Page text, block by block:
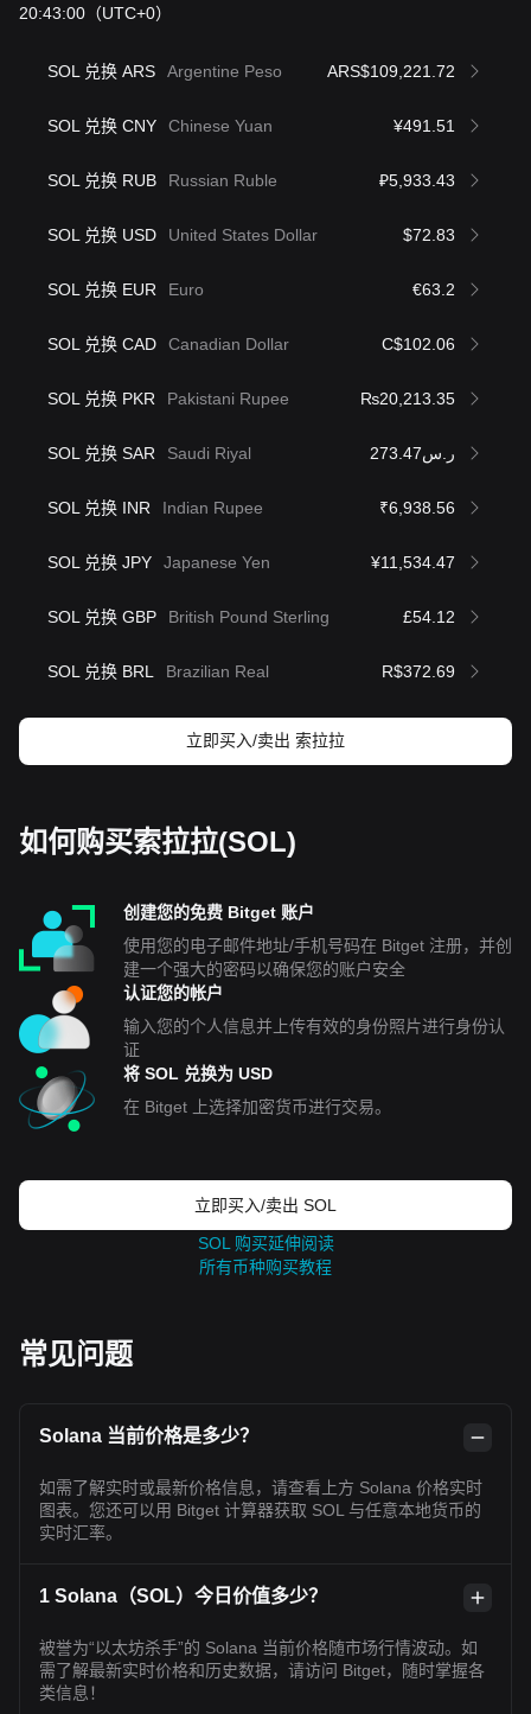
20:43:00 （UTC+0）
SOL 兑换 ARS Argentine Peso ARS$109,221.72
SOL 兑换 CNY Chinese Yuan ¥491.51
SOL 兑换 RUB Russian Ruble ₽5,933.43
SOL 兑换 USD United States Dollar $72.83
SOL 兑换 EUR Euro €63.2
SOL 兑换 CAD Canadian Dollar C$102.06
SOL 兑换 PKR Pakistani Rupee ₨20,213.35
SOL 兑换 SAR Saudi Riyal ر.س273.47
SOL 兑换 INR Indian Rupee ₹6,938.56
SOL 兑换 JPY Japanese Yen ¥11,534.47
SOL 兑换 GBP British Pound Sterling £54.12
SOL 兑换 BRL Brazilian Real R$372.69
立即买入/卖出 索拉拉
如何购买索拉拉(SOL)
创建您的免费 Bitget 账户
使用您的电子邮件地址/手机号码在 Bitget 注册，并创
建一个强大的密码以确保您的账户安全
认证您的帐户
输入您的个人信息并上传有效的身份照片进行身份认
证
将 SOL 兑换为 USD
在 Bitget 上选择加密货币进行交易。
立即买入/卖出 SOL
SOL 购买延伸阅读
所有币种购买教程
常见问题
Solana 当前价格是多少？
如需了解实时或最新价格信息，请查看上方 Solana 价格实时
图表。您还可以用 Bitget 计算器获取 SOL 与任意本地货币的
实时汇率。
1 Solana（SOL）今日价值多少？
被誉为“以太坊杀手”的 Solana 当前价格随市场行情波动。如
需了解最新实时价格和历史数据，请访问 Bitget，随时掌握各
类信息！